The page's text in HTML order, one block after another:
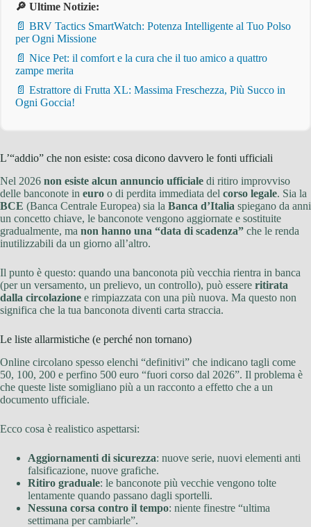
🔎 Ultime Notizie:
📄 BRV Tactics SmartWatch: Potenza Intelligente al Tuo Polso
per Ogni Missione
📄 Nice Pet: il comfort e la cura che il tuo amico a quattro
zampe merita
📄 Estrattore di Frutta XL: Massima Freschezza, Più Succo in
Ogni Goccia!
L’“addio” che non esiste: cosa dicono davvero le fonti ufficiali
Nel 2026 non esiste alcun annuncio ufficiale di ritiro improvviso
delle banconote in euro o di perdita immediata del corso legale. Sia la
BCE (Banca Centrale Europea) sia la Banca d’Italia spiegano da anni
un concetto chiave, le banconote vengono aggiornate e sostituite
gradualmente, ma non hanno una “data di scadenza” che le renda
inutilizzabili da un giorno all’altro.
Il punto è questo: quando una banconota più vecchia rientra in banca
(per un versamento, un prelievo, un controllo), può essere ritirata
dalla circolazione e rimpiazzata con una più nuova. Ma questo non
significa che la tua banconota diventi carta straccia.
Le liste allarmistiche (e perché non tornano)
Online circolano spesso elenchi “definitivi” che indicano tagli come
50, 100, 200 e perfino 500 euro “fuori corso dal 2026”. Il problema è
che queste liste somigliano più a un racconto a effetto che a un
documento ufficiale.
Ecco cosa è realistico aspettarsi:
Aggiornamenti di sicurezza: nuove serie, nuovi elementi anti
falsificazione, nuove grafiche.
Ritiro graduale: le banconote più vecchie vengono tolte
lentamente quando passano dagli sportelli.
Nessuna corsa contro il tempo: niente finestre “ultima
settimana per cambiarle”.